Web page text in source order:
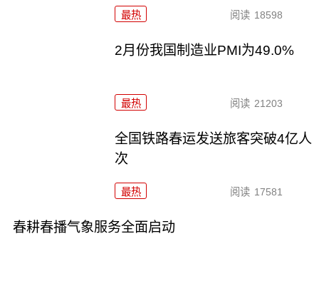
最热 阅读 18598
2月份我国制造业PMI为49.0%
最热 阅读 21203
全国铁路春运发送旅客突破4亿人
次
最热 阅读 17581
春耕春播气象服务全面启动